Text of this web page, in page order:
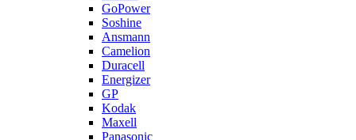
GoPower
Soshine
Ansmann
Camelion
Duracell
Energizer
GP
Kodak
Maxell
Panasonic